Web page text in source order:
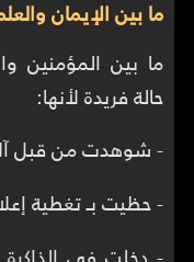
ما بين الإيمان
ما بين المؤمنين
حالة فريدة لأنها:
- شوهدت من قبل
- حظيت بـ تغطية